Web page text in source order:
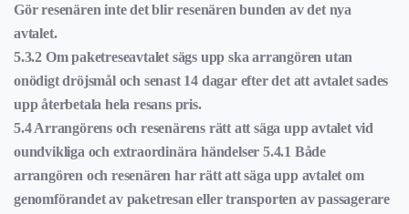
Gör resenären inte det blir resenären bunden av det nya
avtalet.
5.3.2 Om paketreseavtalet sägs upp ska arrangören utan
onödigt dröjsmål och senast 14 dagar efter det att avtalet sades
upp återbetala hela resans pris.
5.4 Arrangörens och resenärens rätt att säga upp avtalet vid
oundvikliga och extraordinära händelser 5.4.1 Både
arrangören och resenären har rätt att säga upp avtalet om
genomförandet av paketresan eller transporten av passagerare